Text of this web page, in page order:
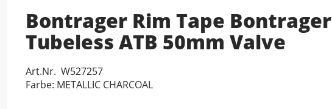
Bontrager Rim Tape Bontrager
Tubeless ATB 50mm Valve
Art.Nr. W527257
Farbe: METALLIC CHARCOAL